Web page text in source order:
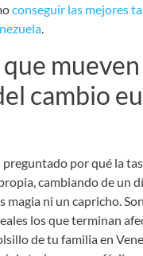
conseguir las mejores
.
cambio
preguntado por qué la
cambiando de un
magia ni un capricho.
los que terminan
de tu familia en